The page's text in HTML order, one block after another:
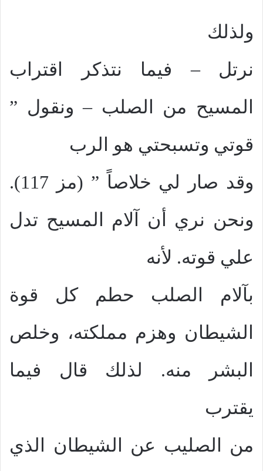
ولذلك
نرتل – فيما نتذكر اقتراب
المسيح من الصلب – ونقول ”
قوتي وتسبحتي هو الرب
وقد صار لي خلاصاً ” (مز 117).
ونحن نري أن آلام المسيح تدل
علي قوته. لأنه
بآلام الصلب حطم كل قوة
الشيطان وهزم مملكته، وخلص
البشر منه. لذلك قال فيما
يقترب
من الصليب عن الشيطان الذي